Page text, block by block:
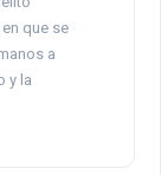
que se
a
y la